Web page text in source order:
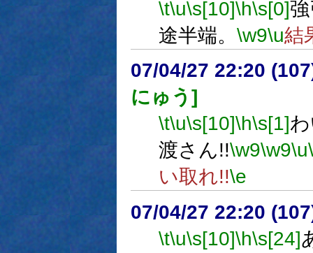
\t\u\s[10]\h\s[0]
途半端。 \w9\u結
07/04/27 22:20
にゅう]
\t\u\s[10]\h\s[1]
渡さん!!\w9\w9\u
い取れ!!\e
07/04/27 22:20
\t\u\s[10]\h\s[24]